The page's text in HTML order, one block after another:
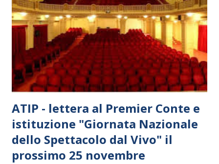
ATIP - lettera al Premier Conte e
istituzione "Giornata Nazionale
dello Spettacolo dal Vivo" il
prossimo 25 novembre